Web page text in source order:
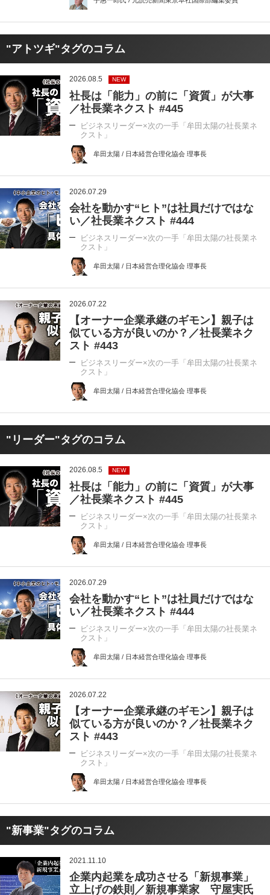
"アトツギ"タグのコラム
2026.08.5 NEW
社長は「能力」の前に「資質」が大事
／社長業ネクスト #445
ビジネスリーダー×次の一手「牟田太陽の社長業ネ
クスト」
牟田太陽 / 日本経営合理化協会 理事長
2026.07.29
会社を動かす“ヒト”は社員だけではな
い／社長業ネクスト #444
ビジネスリーダー×次の一手「牟田太陽の社長業ネ
クスト」
牟田太陽 / 日本経営合理化協会 理事長
2026.07.22
【オーナー企業承継のギモン】親子は
似ている方が良いのか？／社長業ネク
スト #443
ビジネスリーダー×次の一手「牟田太陽の社長業ネ
クスト」
牟田太陽 / 日本経営合理化協会 理事長
"リーダー"タグのコラム
2026.08.5 NEW
社長は「能力」の前に「資質」が大事
／社長業ネクスト #445
ビジネスリーダー×次の一手「牟田太陽の社長業ネ
クスト」
牟田太陽 / 日本経営合理化協会 理事長
2026.07.29
会社を動かす“ヒト”は社員だけではな
い／社長業ネクスト #444
ビジネスリーダー×次の一手「牟田太陽の社長業ネ
クスト」
牟田太陽 / 日本経営合理化協会 理事長
2026.07.22
【オーナー企業承継のギモン】親子は
似ている方が良いのか？／社長業ネク
スト #443
ビジネスリーダー×次の一手「牟田太陽の社長業ネ
クスト」
牟田太陽 / 日本経営合理化協会 理事長
"新事業"タグのコラム
2021.11.10
企業内起業を成功させる「新規事業」
立上げの鉄則／新規事業家 守屋実氏